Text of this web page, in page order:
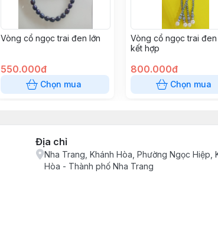
Vòng cổ ngọc trai đen lớn
550.000đ
Chọn mua
Vòng cổ ngọc trai
kết hợp
800.000đ
Chọn mua
Địa chỉ
Nha Trang, Khánh Hòa, Phường Ngọc Hiệp,
Hòa - Thành phố Nha Trang